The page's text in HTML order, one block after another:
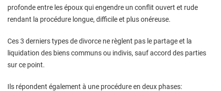
profonde entre les époux qui engendre un conflit ouvert et rude
rendant la procédure longue, difficile et plus onéreuse.
Ces 3 derniers types de divorce ne règlent pas le partage et la
liquidation des biens communs ou indivis, sauf accord des parties
sur ce point.
Ils répondent également à une procédure en deux phases: